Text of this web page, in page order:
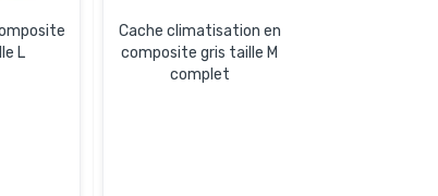
L
Cache climatisation en
composite gris taille M
complet